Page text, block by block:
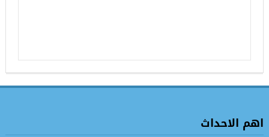
اهم الاحداث